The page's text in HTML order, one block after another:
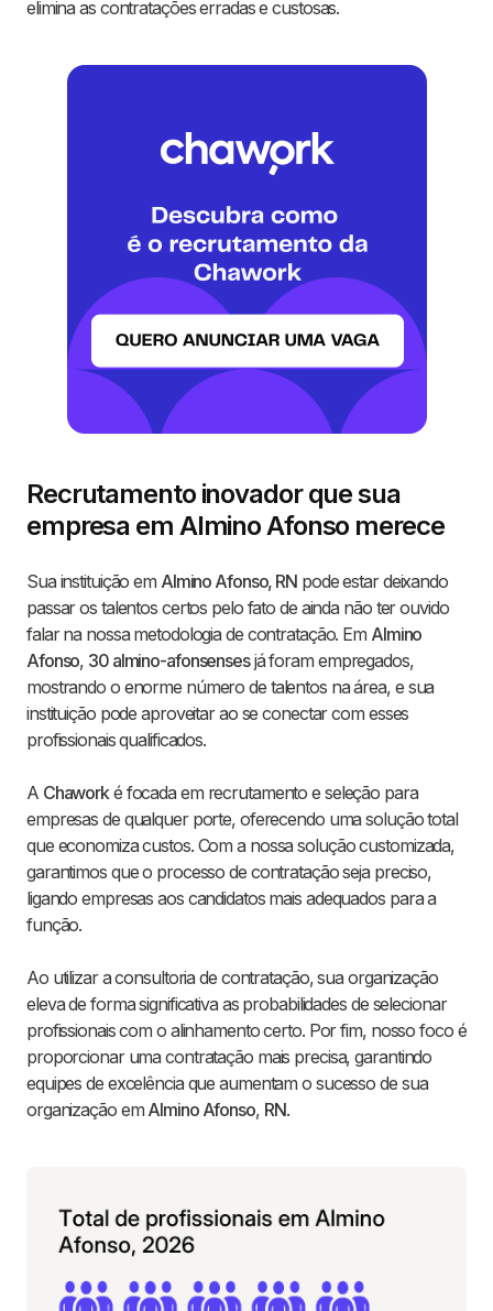
elimina as contratações erradas e custosas.
Recrutamento inovador que sua
empresa em Almino Afonso merece
Sua instituição em Almino Afonso, RN pode estar deixando
passar os talentos certos pelo fato de ainda não ter ouvido
falar na nossa metodologia de contratação. Em Almino
Afonso, 30 almino-afonsensesjá foram empregados,
mostrando o enorme número de talentos na área, e sua
instituição pode aproveitar ao se conectar com esses
profissionais qualificados.
A Chaworké focada em recrutamento e seleção para
empresas de qualquer porte, oferecendo uma solução total
que economiza custos. Com a nossa solução customizada,
garantimos que o processo de contratação seja preciso,
ligando empresas aos candidatos mais adequados para a
função.
Ao utilizar a consultoria de contratação, sua organização
eleva de forma significativa as probabilidades de selecionar
profissionais com o alinhamento certo. Por fim, nosso foco é
proporcionar uma contratação mais precisa, garantindo
equipes de excelência que aumentam o sucesso de sua
organização em Almino Afonso, RN.